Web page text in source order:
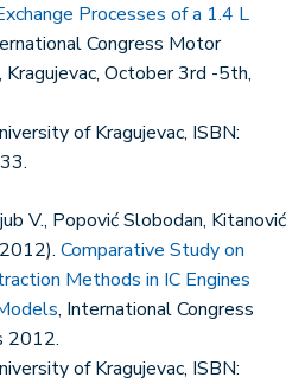
Processes of a 1.4 L
Congress Motor
October 3rd -5th,
of Kragujevac, ISBN:
V., Popović Slobodan, Kitanović
Comparative Study on
Methods in IC Engines
, International Congress
2012.
of Kragujevac, ISBN: